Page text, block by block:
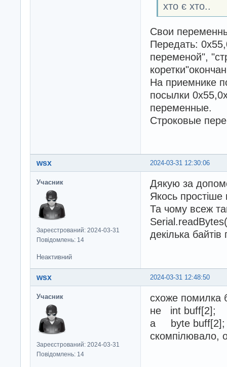
хто є хто..
Свои
Передать:
переменой",
На приемнике
посылки
переменные.
Строковые
2024-03-31 12:30:06
wsx
Учасник
Зареєстрований: 2024-03-31
Повідомлень: 14
Дякую за
Якось простіше
Та чому всеж
декілька
Неактивний
2024-03-31 12:48:50
wsx
Учасник
Зареєстрований: 2024-03-31
Повідомлень: 14
схоже помилка
не int buff[2];
а byte buff[2];
скомпілювало,